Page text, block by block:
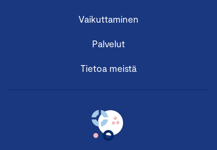
Vaikuttaminen
Palvelut
Tietoa meistä